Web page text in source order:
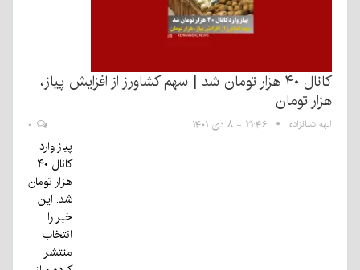
کانال ۴۰ هزار تومان شد | سهم کشاورز از افزایش پیاز،
هزار تومان
الهه شبانزاده ۲۱:۴۶ - ۸ دی ۱۴۰۱
پیاز وارد
کانال ۴۰
هزار تومان
شد. این
خبر را
انتخاب
منتشر